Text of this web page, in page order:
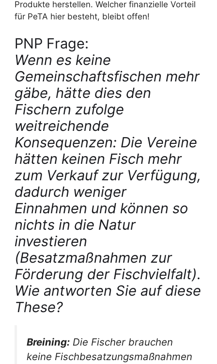
Produkte herstellen. Welcher finanzielle Vorteil
für PeTA hier besteht, bleibt offen!
PNP Frage:
Wenn es keine
Gemeinschaftsfischen mehr
gäbe, hätte dies den
Fischern zufolge
weitreichende
Konsequenzen: Die Vereine
hätten keinen Fisch mehr
zum Verkauf zur Verfügung,
dadurch weniger
Einnahmen und können so
nichts in die Natur
investieren
(Besatzmaßnahmen zur
Förderung der Fischvielfalt).
Wie antworten Sie auf diese
These?
Breining: Die Fischer brauchen
keine Fischbesatzungsmaßnahmen